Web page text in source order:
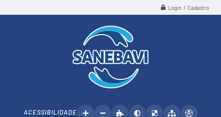
Login / Cadastro
ACESSIBILIDADE